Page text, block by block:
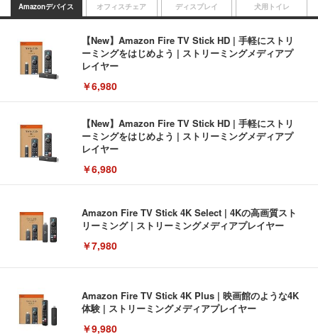
Amazonデバイス
【New】Amazon Fire TV Stick HD | 手軽にストリ
ーミングをはじめよう | ストリーミングメディアプ
レイヤー
￥6,980
【New】Amazon Fire TV Stick HD | 手軽にストリ
ーミングをはじめよう | ストリーミングメディアプ
レイヤー
￥6,980
Amazon Fire TV Stick 4K Select | 4Kの高画質スト
リーミング | ストリーミングメディアプレイヤー
￥7,980
Amazon Fire TV Stick 4K Plus | 映画館のような4K
体験 | ストリーミングメディアプレイヤー
￥9,980
オフィスチェア ディスプレイ 犬用トイレ